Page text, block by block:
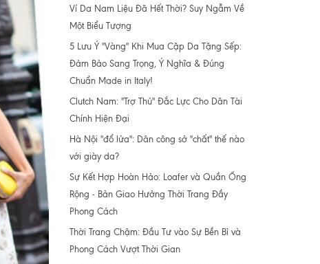
Ví Da Nam Liệu Đã Hết Thời? Suy Ngẫm Về
Một Biểu Tượng
5 Lưu Ý "Vàng" Khi Mua Cặp Da Tặng Sếp:
Đảm Bảo Sang Trọng, Ý Nghĩa & Đúng
Chuẩn Made in Italy!
Clutch Nam: "Trợ Thủ" Đắc Lực Cho Dân Tài
Chính Hiện Đại
Hà Nội "đổ lửa": Dân công sở "chất" thế nào
với giày da?
Sự Kết Hợp Hoàn Hảo: Loafer và Quần Ống
Rộng - Bản Giao Hưởng Thời Trang Đầy
Phong Cách
Thời Trang Chậm: Đầu Tư vào Sự Bền Bỉ và
Phong Cách Vượt Thời Gian